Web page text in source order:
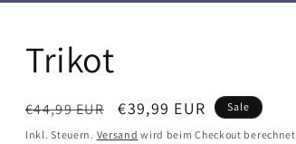
n
Trikot
Normaler
Preis
€44,99 EUR Verkaufspreis
€39,99 EUR Sale
Inkl. Steuern. Versand wird beim Checkout berechnet